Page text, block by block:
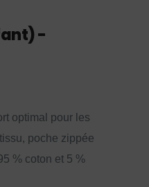
-
optimal pour les
poche zippée
% coton et 5 %